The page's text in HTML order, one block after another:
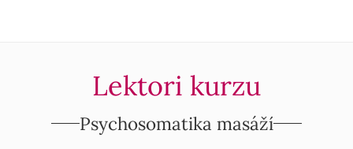
Lektori kurzu
Psychosomatika masáží